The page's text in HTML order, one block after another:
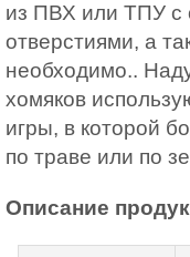
из ПВХ или ТПУ с
отверстиями, а
необходимо..
хомяков
игры, в которой
по траве или по
Описание